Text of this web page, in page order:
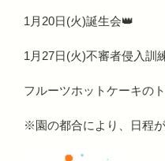
1月20日(火)誕生会👑
1月27日(火)不審者侵入訓
フルーツホットケーキの
※園の都合により、日程